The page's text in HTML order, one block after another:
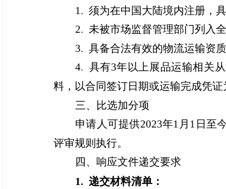
1. 须为在中国大陆境内注册，
2. 未被市场监督管理部门列入
3. 具备合法有效的物流运输资
4. 具有3年以上展品运输相关
料，以合同签订日期或运输完成凭证
三、比选加分项
申请人可提供2023年1月1日至
评审规则执行。
四、响应文件递交要求
1. 递交材料清单：